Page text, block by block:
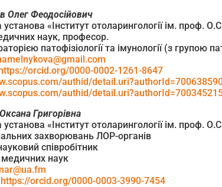
Олег Феодосійович
«Інститут отоларингології ім. проф.
наук, професор.
патофізіології та імунології (з групою
orcid.org/0000-0002-1261-8647
authid/
authid/
Григорівна
«Інститут отоларингології ім. проф.
захворювань ЛОР-органів
співробітник
наук
https://orcid.org/0000-0003-3990-7454